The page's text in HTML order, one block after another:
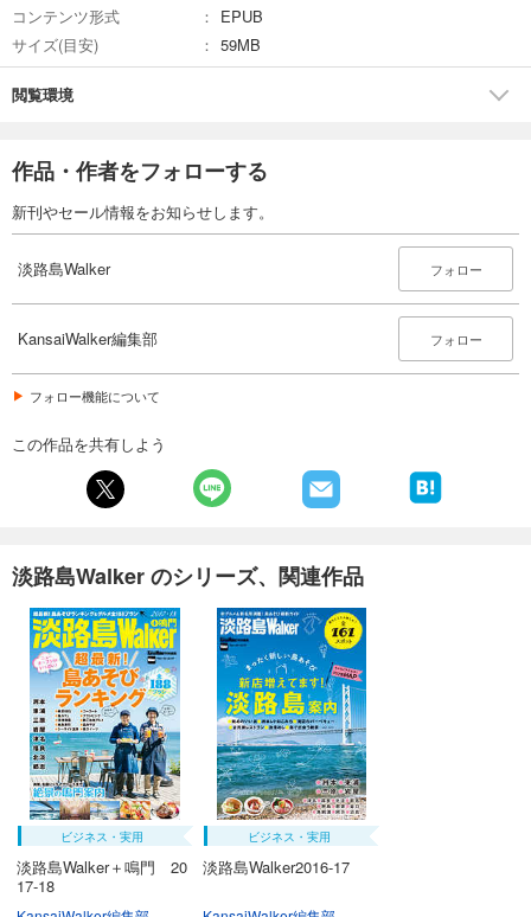
コンテンツ形式
EPUB
サイズ(目安)
59MB
閲覧環境
作品・作者をフォローする
新刊やセール情報をお知らせします。
淡路島Walker フォロー
KansaiWalker編集部 フォロー
フォロー機能について
この作品を共有しよう
淡路島Walker のシリーズ、関連作品
ビジネス・実用
淡路島Walker＋鳴門 20
17-18
ビジネス・実用
淡路島Walker2016-17